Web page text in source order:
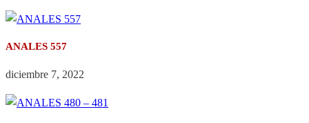
ANALES 557
diciembre 7, 2022